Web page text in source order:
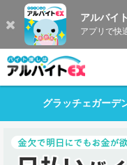
アルバイ
アプリで快
グラッチェガーデ